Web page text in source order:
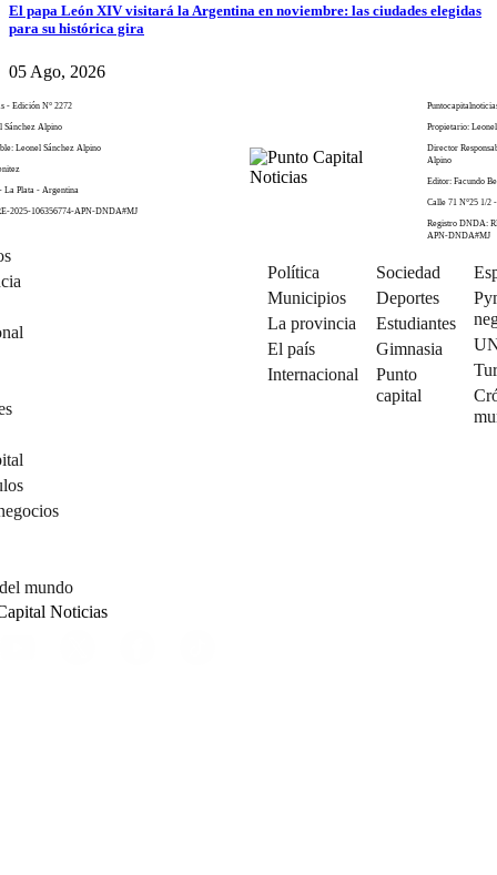
El papa León XIV visitará la Argentina en noviembre: las ciudades elegidas
para su histórica gira
05 Ago, 2026
- Edición N° 2272
Sánchez Alpino
Leonel Sánchez Alpino
La Plata - Argentina
2025-106356774-APN-DNDA#MJ
mundo
Propietario:
Director
Alpino
Editor: Facundo
Calle 71 N°25 1/2
Registro DNDA:
APN-DNDA#MJ
Política
Municipios
La provincia
El país
Internacional
Sociedad
Deportes
Estudiantes
Gimnasia
Punto
capital